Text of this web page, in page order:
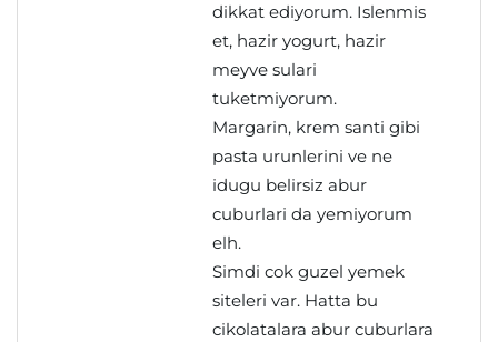
dikkat ediyorum. Islenmis
et, hazir yogurt, hazir
meyve sulari
tuketmiyorum.
Margarin, krem santi gibi
pasta urunlerini ve ne
idugu belirsiz abur
cuburlari da yemiyorum
elh.
Simdi cok guzel yemek
siteleri var. Hatta bu
cikolatalara abur cuburlara